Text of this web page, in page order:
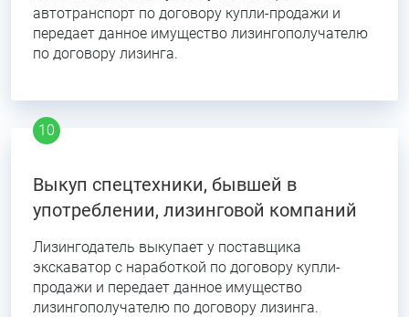
автотранспорт по договору купли-продажи и
передает данное имущество лизингополучателю
по договору лизинга.
Выкуп спецтехники, бывшей в
употреблении, лизинговой компаний
Лизингодатель выкупает у поставщика
экскаватор с наработкой по договору купли-
продажи и передает данное имущество
лизингополучателю по договору лизинга.